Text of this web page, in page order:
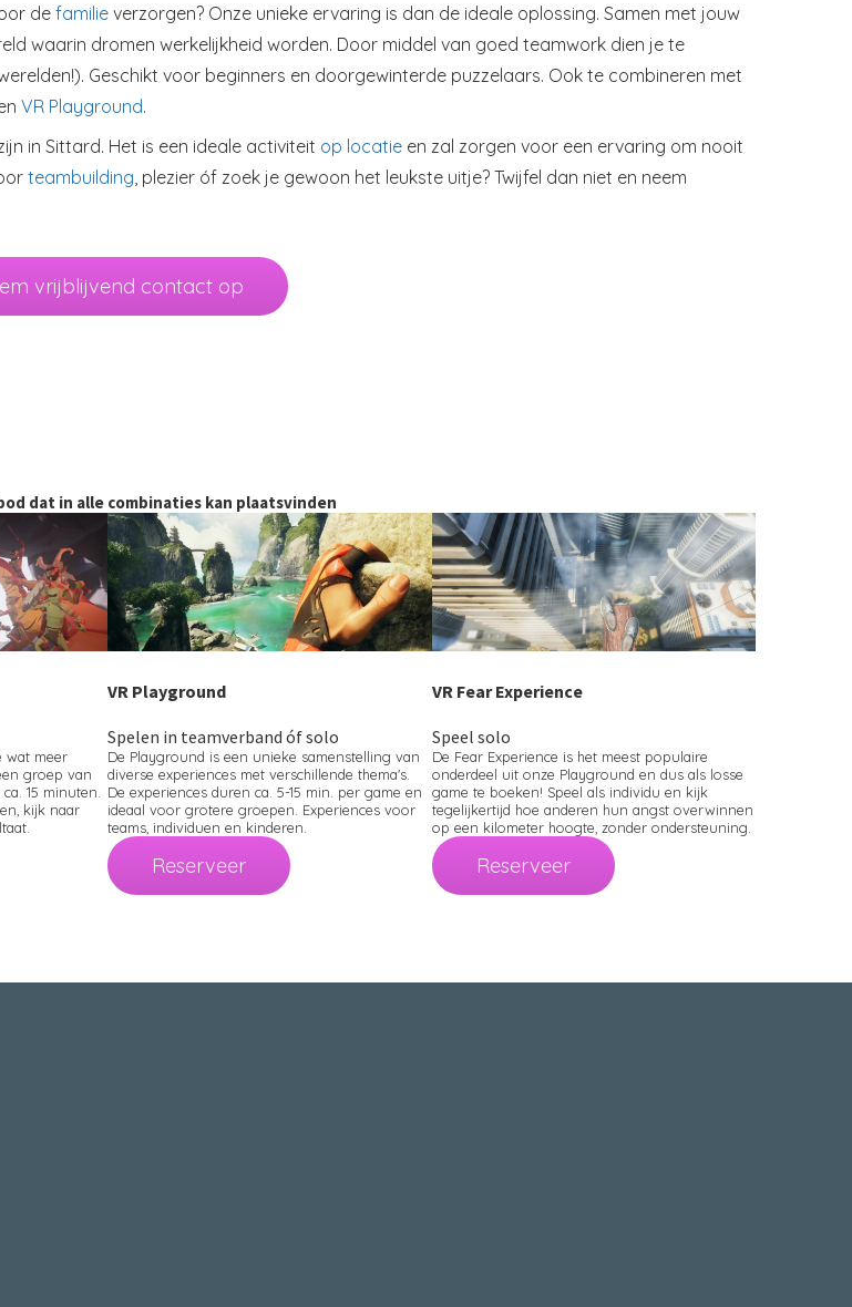
de familie verzorgen? Onze unieke ervaring is dan de ideale oplossing. Samen met jouw
waarin dromen werkelijkheid worden. Door middel van goed teamwork dien je te
Geschikt voor beginners en doorgewinterde puzzelaars. Ook te combineren met
VR Playground.
in Sittard. Het is een ideale activiteit op locatie en zal zorgen voor een ervaring om nooit
teambuilding , plezier óf zoek je gewoon het leukste uitje? Twijfel dan niet en neem
vrijblijvend contact op
dat in alle combinaties kan plaatsvinden
wat meer
groep van
15 minuten.
kijk naar
VR Playground
Spelen in teamverband óf solo
De Playground is een unieke samenstelling van
diverse experiences met verschillende thema's.
De experiences duren ca. 5-15 min. per game en
ideaal voor grotere groepen. Experiences voor
teams, individuen en kinderen.
Reserveer
VR Fear Experience
Speel solo
De Fear Experience is het meest populaire
onderdeel uit onze Playground en dus als losse
game te boeken! Speel als individu en kijk
tegelijkertijd hoe anderen hun angst overwinnen
op een kilometer hoogte, zonder ondersteuning.
Reserveer